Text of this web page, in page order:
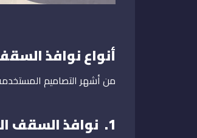
أنواع نوافذ
من أشهر التصاميم
1. نوافذ السقف الثابتة